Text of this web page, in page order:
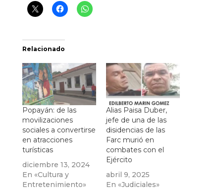
Relacionado
Popayán: de las
movilizaciones
sociales a convertirse
en atracciones
turísticas
diciembre 13, 2024
En «Cultura y
Entretenimiento»
Alias Paisa Duber,
jefe de una de las
disidencias de las
Farc murió en
combates con el
Ejército
abril 9, 2025
En «Judiciales»